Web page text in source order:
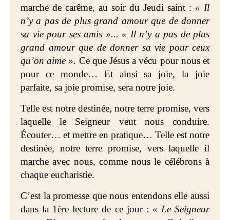
marche de carême, au soir du Jeudi saint : « Il
n’y a pas de plus grand amour que de donner
sa vie pour ses amis »... « Il n’y a pas de plus
grand amour que de donner sa vie pour ceux
qu’on aime ». Ce que Jésus a vécu pour nous et
pour ce monde… Et ainsi sa joie, la joie
parfaite, sa joie promise, sera notre joie.
Telle est notre destinée, notre terre promise, vers
laquelle le Seigneur veut nous conduire.
Écouter… et mettre en pratique… Telle est notre
destinée, notre terre promise, vers laquelle il
marche avec nous, comme nous le célébrons à
chaque eucharistie.
C’est la promesse que nous entendons elle aussi
dans la 1ère lecture de ce jour : « Le Seigneur